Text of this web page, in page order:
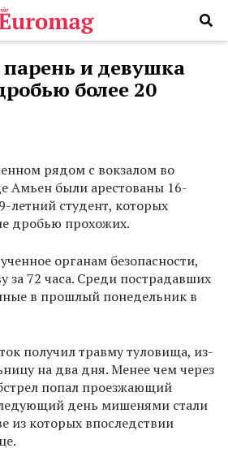
и девушка
более 20
рядом с вокзалом во
Амьен были арестованы 16-
летний студент, которых
дробью прохожих.
органам безопасности,
за 72 часа. Среди пострадавших
в прошлый понедельник в
получил травму туловища, из-
на два дня. Менее чем через
попал проезжающий
день мишенями стали
из которых впоследствии